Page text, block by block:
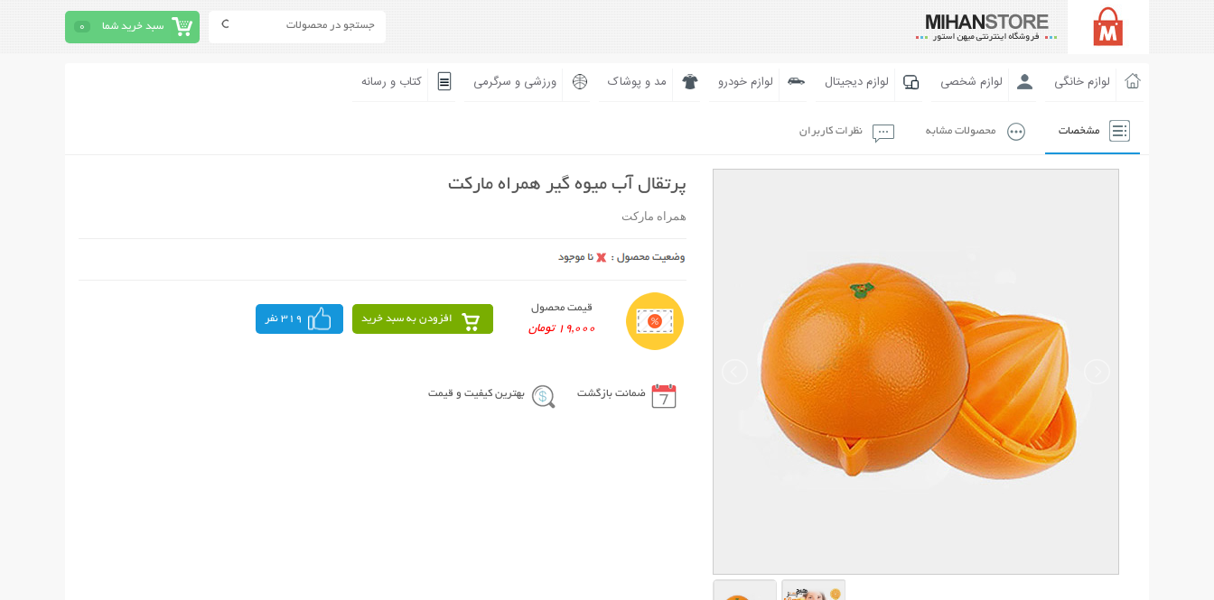
سبد خرید شما 0
لوازم خانگی لوازم شخصی لوازم دیجیتال لوازم خودرو مد و پوشاک ورزشی و سرگرمی کتاب و رسانه
مشخصات محصولات مشابه نظرات کاربران
پرتقال آب ميوه گير همراه مارکت
همراه مارکت
قیمت محصول
19,000 تومان
افزودن به سبد خرید 319 نفر
ضمانت بازگشت بهترین کیفیت و قیمت